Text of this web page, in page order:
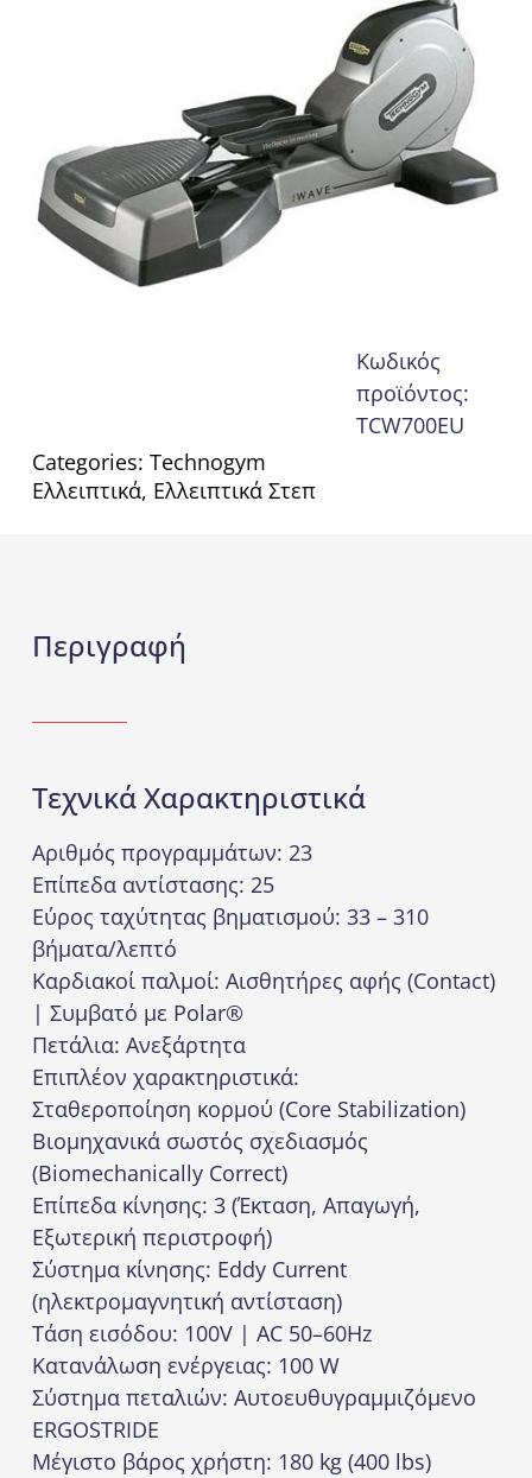
Κωδικός
προϊόντος:
TCW700EU
Categories:Technogym
Ελλειπτικά, Ελλειπτικά Στεπ
Περιγραφή
Τεχνικά Χαρακτηριστικά
Αριθμός προγραμμάτων: 23
Επίπεδα αντίστασης: 25
Εύρος ταχύτητας βηματισμού: 33 – 310
βήματα/λεπτό
Καρδιακοί παλμοί: Αισθητήρες αφής (Contact)
| Συμβατό με Polar®
Πετάλια: Ανεξάρτητα
Επιπλέον χαρακτηριστικά:
Σταθεροποίηση κορμού (Core Stabilization)
Βιομηχανικά σωστός σχεδιασμός
(Biomechanically Correct)
Επίπεδα κίνησης: 3 (Έκταση, Απαγωγή,
Εξωτερική περιστροφή)
Σύστημα κίνησης: Eddy Current
(ηλεκτρομαγνητική αντίσταση)
Τάση εισόδου: 100V | AC 50–60Hz
Κατανάλωση ενέργειας: 100 W
Σύστημα πεταλιών: Αυτοευθυγραμμιζόμενο
ERGOSTRIDE
Μέγιστο βάρος χρήστη: 180 kg (400 lbs)